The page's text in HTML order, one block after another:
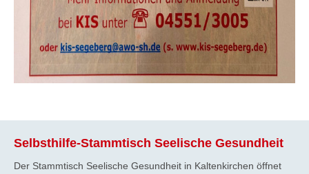
Selbsthilfe-Stammtisch Seelische Gesundheit
Der Stammtisch Seelische Gesundheit in Kaltenkirchen öffnet